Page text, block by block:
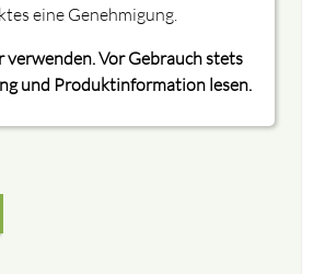
eine Genehmigung.
verwenden. Vor Gebrauch stets
und Produktinformation lesen.